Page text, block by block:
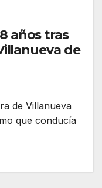
años tras
de
de Villanueva
que conducía